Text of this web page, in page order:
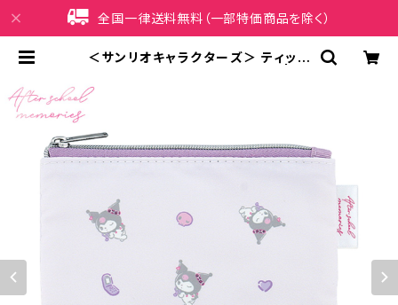
全国一律送料無料（一部特価商品を除く）
＜サンリオキャラクターズ＞ ティッシ